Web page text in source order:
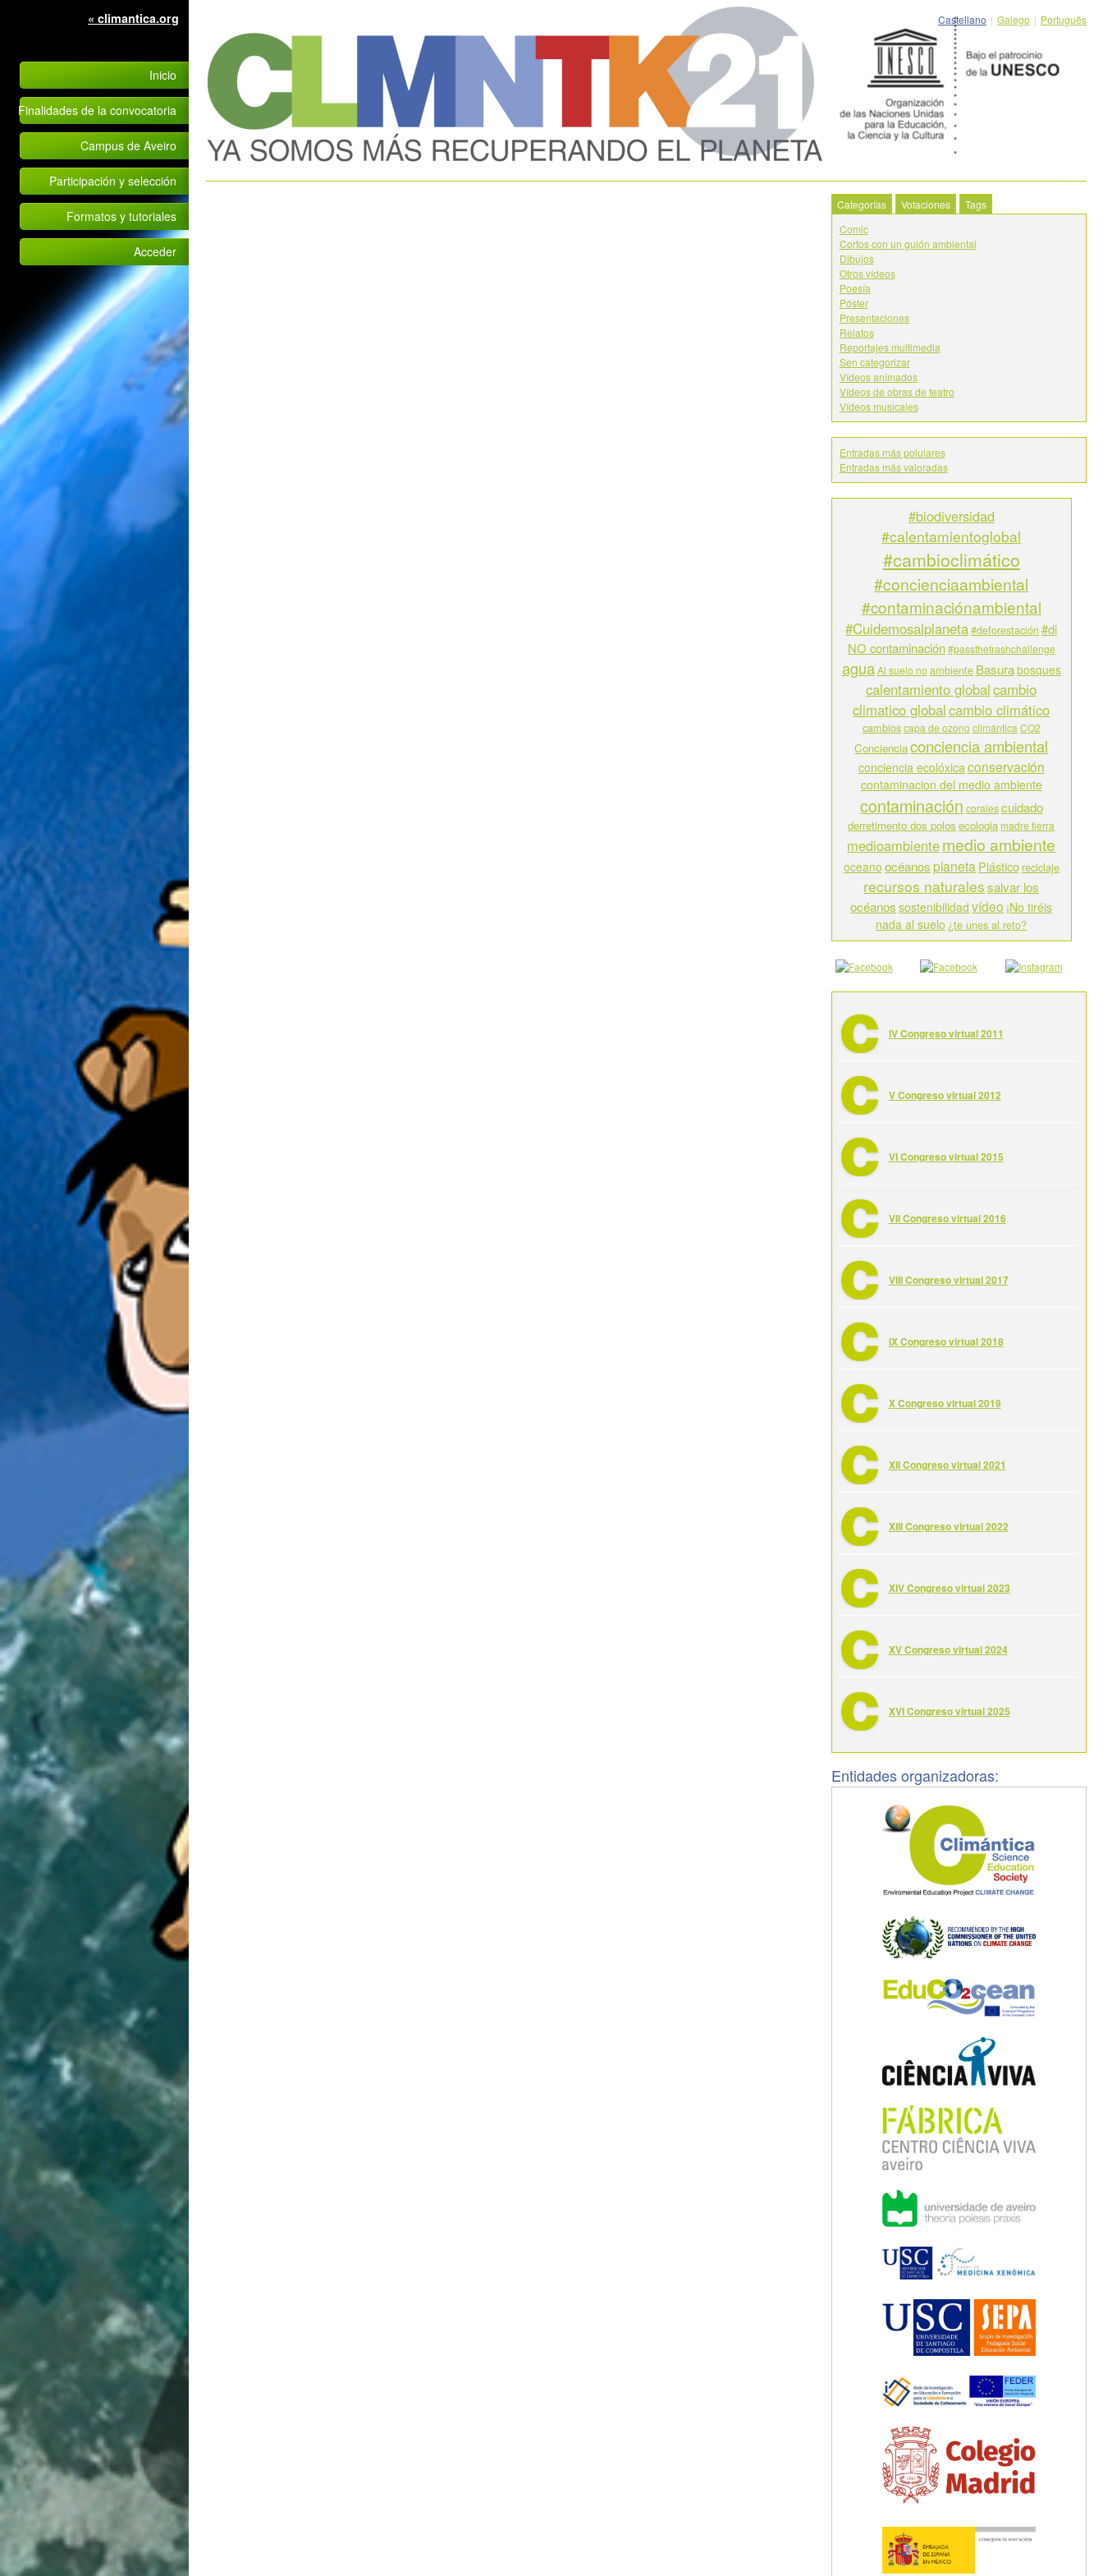
Castellano | Galego | Português
« climantica.org
Inicio
Finalidades de la convocatoria
Campus de Aveiro
Participación y selección
Formatos y tutoriales
Acceder
Categorías Votaciones
Tags
Comic
Cortos con un guión ambiental
Dibujos
Otros vídeos
Poesía
Póster
Presentaciones
Relatos
Reportajes multimedia
Sen categorizar
Vídeos animados
Vídeos de obras de teatro
Vídeos musicales
Entradas más polulares
Entradas más valoradas
#biodiversidad
#calentamientoglobal
#cambioclimático
#concienciaambiental
#contaminaciónambiental
#Cuidemosalplaneta#deforestación#di
NO contaminación#passthetrashchallenge
aguaAl suelo no ambiente Basurabosques
calentamiento globalcambio
climatico globalcambio climático
cambioscapa de ozono climántica CO2
Concienciaconciencia ambiental
conciencia ecolóxicaconservación
contaminacion del medio ambiente
contaminación coralescuidado
derretimento dos polos ecologiamadre tierra
medioambientemedio ambiente
oceano océanosplaneta Plásticoreciclaje
recursos naturales salvar los
océanos sostenibilidad vídeo ¡No tiréis
nada al suelo ¿te unes al reto?
IV Congreso virtual 2011
V Congreso virtual 2012
VI Congreso virtual 2015
VII Congreso virtual 2016
VIII Congreso virtual 2017
IX Congreso virtual 2018
X Congreso virtual 2019
XII Congreso virtual 2021
XIII Congreso virtual 2022
XIV Congreso virtual 2023
XV Congreso virtual 2024
XVI Congreso virtual 2025
Entidades organizadoras: